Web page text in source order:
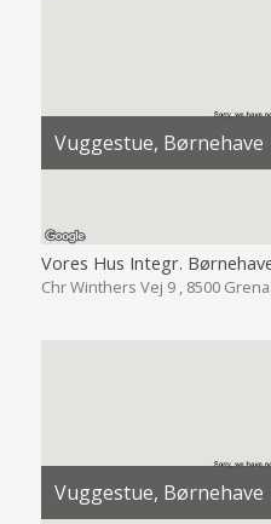
Vuggestue, Børnehave
Vores Hus Integr.
Chr Winthers Vej 9 , 8500
Vuggestue, Børnehave